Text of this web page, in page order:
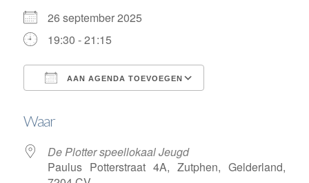
26 september 2025
19:30 - 21:15
AAN AGENDA TOEVOEGEN
Waar
De Plotter speellokaal Jeugd
Paulus Potterstraat 4A, Zutphen, Gelderland,